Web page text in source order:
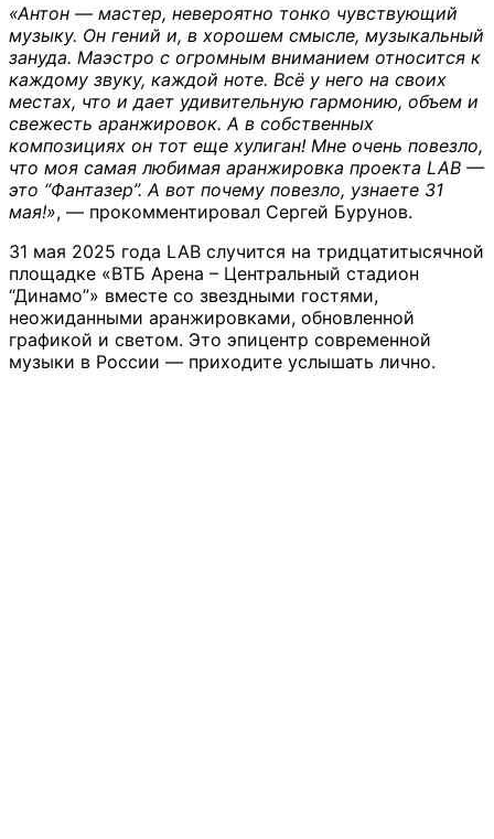
«Антон –– мастер, невероятно тонко чувствующий
музыку. Он гений и, в хорошем смысле, музыкальный
зануда. Маэстро с огромным вниманием относится к
каждому звуку, каждой ноте. Всё у него на своих
местах, что и дает удивительную гармонию, объем и
свежесть аранжировок. А в собственных
композициях он тот еще хулиган! Мне очень повезло,
что моя самая любимая аранжировка проекта LAB ––
это “Фантазер”. А вот почему повезло, узнаете 31
мая!», –– прокомментировал Сергей Бурунов.
31 мая 2025 года LAB случится на тридцатитысячной
площадке «ВТБ Арена – Центральный стадион
“Динамо”» вместе со звездными гостями,
неожиданными аранжировками, обновленной
графикой и светом. Это эпицентр современной
музыки в России –– приходите услышать лично.